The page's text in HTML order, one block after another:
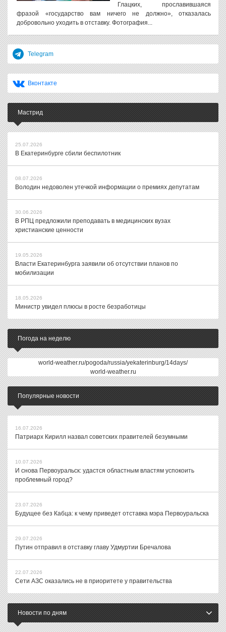
Глацких, прославившаяся
фразой «государство вам ничего не должно», отказалась
добровольно уходить в отставку. Фотография...
Telegram
Вконтакте
Мастрид
25.07.2026
В Екатеринбурге сбили беспилотник
08.07.2026
Володин недоволен утечкой информации о премиях депутатам
30.06.2026
В РПЦ предложили преподавать в медицинских вузах
христианские ценности
19.05.2026
Власти Екатеринбурга заявили об отсутствии планов по
мобилизации
18.05.2026
Министр увидел плюсы в росте безработицы
Погода на неделю
world-weather.ru/pogoda/russia/yekaterinburg/14days/
world-weather.ru
Популярные новости
16.07.2026
Патриарх Кирилл назвал советских правителей безумными
10.07.2026
И снова Первоуральск: удастся областным властям успокоить
проблемный город?
23.07.2026
Будущее без Кабца: к чему приведет отставка мэра Первоуральска
29.07.2026
Путин отправил в отставку главу Удмуртии Бречалова
22.07.2026
Сети АЗС оказались не в приоритете у правительства
Новости по дням